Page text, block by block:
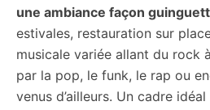
une ambiance façon
estivales, restauration sur
musicale variée allant du rock
par la pop, le funk, le rap ou
venus d’ailleurs. Un cadre